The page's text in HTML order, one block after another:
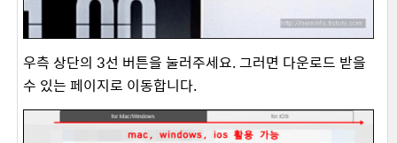
우측 상단의 3선 버튼을 눌러주세요. 그러면 다운로드 받을
수 있는 페이지로 이동합니다.